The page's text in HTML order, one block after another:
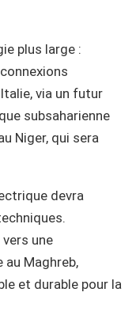
plus large :
via un futur
subsaharienne
Niger, qui sera
devra
une
Maghreb,
et durable pour la